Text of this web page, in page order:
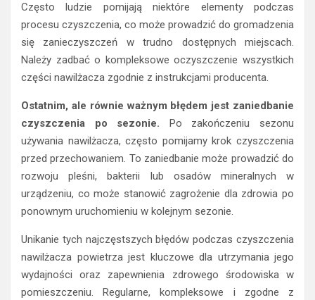
Często ludzie pomijają niektóre elementy podczas
procesu czyszczenia, co może prowadzić do gromadzenia
się zanieczyszczeń w trudno dostępnych miejscach.
Należy zadbać o kompleksowe oczyszczenie wszystkich
części nawilżacza zgodnie z instrukcjami producenta.
Ostatnim, ale równie ważnym błędem jest zaniedbanie
czyszczenia po sezonie.
Po zakończeniu sezonu
używania nawilżacza, często pomijamy krok czyszczenia
przed przechowaniem. To zaniedbanie może prowadzić do
rozwoju pleśni, bakterii lub osadów mineralnych w
urządzeniu, co może stanowić zagrożenie dla zdrowia po
ponownym uruchomieniu w kolejnym sezonie.
Unikanie tych najczęstszych błędów podczas czyszczenia
nawilżacza powietrza jest kluczowe dla utrzymania jego
wydajności oraz zapewnienia zdrowego środowiska w
pomieszczeniu. Regularne, kompleksowe i zgodne z